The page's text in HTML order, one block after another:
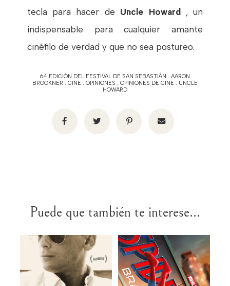
tecla para hacer de Uncle Howard, un
indispensable para cualquier amante
cinéfilo de verdad y que no sea postureo.
64 EDICIÓN DEL FESTIVAL DE SAN SEBASTIÁN .AARON
BROOKNER . CINE . OPINIONES . OPINIONES DE CINE . UNCLE
HOWARD
Puede que también te interese...